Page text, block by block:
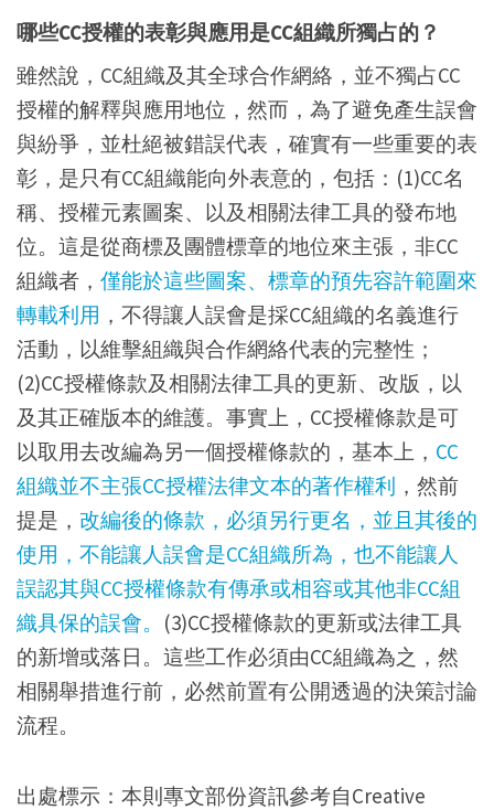
哪些CC授權的表彰與應用是CC組織所獨占的？
雖然說，CC組織及其全球合作網絡，並不獨占CC
授權的解釋與應用地位，然而，為了避免產生誤會
與紛爭，並杜絕被錯誤代表，確實有一些重要的表
彰，是只有CC組織能向外表意的，包括：(1)CC名
稱、授權元素圖案、以及相關法律工具的發布地
位。這是從商標及團體標章的地位來主張，非CC
組織者， 僅能於這些圖案、標章的預先容許範圍來
轉載利用 ，不得讓人誤會是採CC組織的名義進行
活動，以維擊組織與合作網絡代表的完整性；
(2)CC授權條款及相關法律工具的更新、改版，以
及其正確版本的維護。事實上，CC授權條款是可
以取用去改編為另一個授權條款的，基本上， CC
組織並不主張CC授權法律文本的著作權利 ，然前
提是， 改編後的條款，必須另行更名，並且其後的
使用，不能讓人誤會是CC組織所為，也不能讓人
誤認其與CC授權條款有傳承或相容或其他非CC組
織具保的誤會。 (3)CC授權條款的更新或法律工具
的新增或落日。這些工作必須由CC組織為之，然
相關舉措進行前，必然前置有公開透過的決策討論
流程。
出處標示：本則專文部份資訊參考自Creative